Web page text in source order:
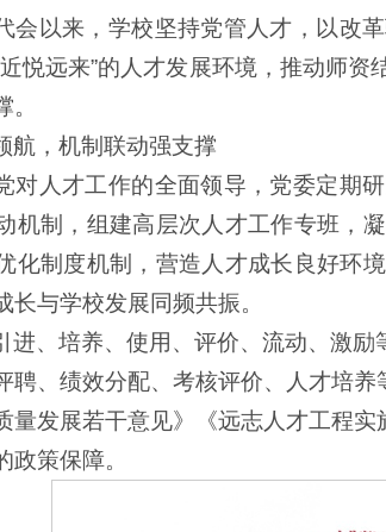
会以来，学校坚持党管人才，以改
悦远来”的人才发展环境，推动师
航，机制联动强支撑
对人才工作的全面领导，党委定期
机制，组建高层次人才工作专班，
化制度机制，营造人才成长良好环
长与学校发展同频共振。
进、培养、使用、评价、流动、激
聘、绩效分配、考核评价、人才培
量发展若干意见》《远志人才工程
政策保障。